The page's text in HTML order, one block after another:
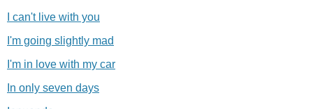
I сan't live with you
I'm going slightly mad
I'm in love with my car
In only seven days